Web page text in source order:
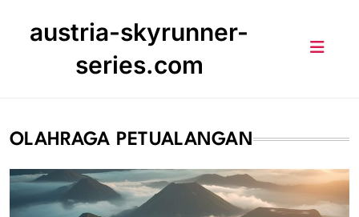
austria-skyrunner-
series.com
OLAHRAGA PETUALANGAN